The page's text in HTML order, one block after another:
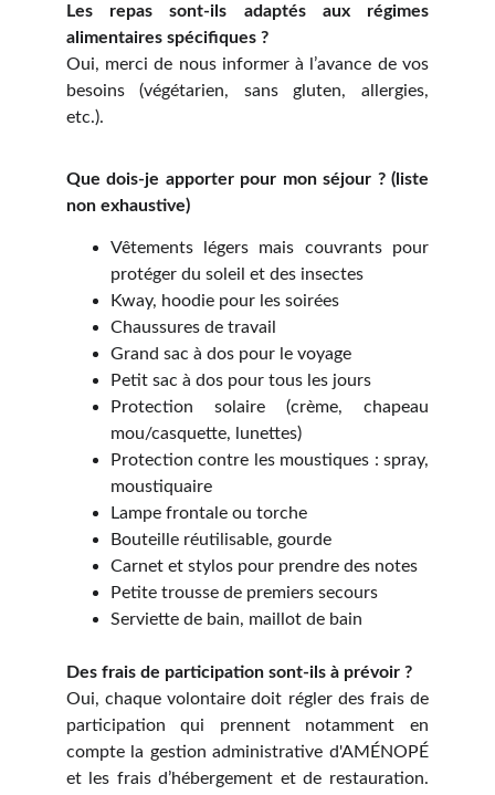
Les repas sont-ils adaptés aux régimes
alimentaires spécifiques ?
Oui, merci de nous informer à l’avance de vos
besoins (végétarien, sans gluten, allergies,
etc.).
Que dois-je apporter pour mon séjour ? (liste
non exhaustive)
Vêtements légers mais couvrants pour
protéger du soleil et des insectes
Kway, hoodie pour les soirées
Chaussures de travail
Grand sac à dos pour le voyage
Petit sac à dos pour tous les jours
Protection solaire (crème, chapeau
mou/casquette, lunettes)
Protection contre les moustiques : spray,
moustiquaire
Lampe frontale ou torche
Bouteille réutilisable, gourde
Carnet et stylos pour prendre des notes
Petite trousse de premiers secours
Serviette de bain, maillot de bain
Des frais de participation sont-ils à prévoir ?
Oui, chaque volontaire doit régler des frais de
participation qui prennent notamment en
compte la gestion administrative d'AMÉNOPÉ
et les frais d’hébergement et de restauration.